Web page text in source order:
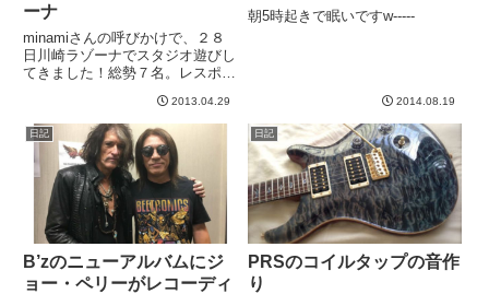
ーナ
minamiさんの呼びかけで、２８
日川崎ラゾーナでスタジオ遊びし
てきました！総勢７名。レスポー
本TAK DC１本マーティン１本で
すかね？ペダルはもう無数に。い
やー、もう、、、情報量多すぎ！
ごちそう山盛り！な会で...
2013.04.29
朝5時起きで眠いですw-----
2014.08.19
日記
B’zのニューアルバムにジ
ョー・ペリーがレコーディ
日記
PRSのコイルタップの音作
り